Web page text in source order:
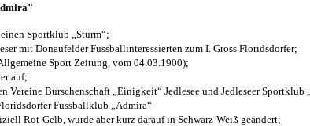
Sportklub „Sturm“;
mit Donaufelder Fussballinteressierten zum I. Gross Floridsdorfer;
Sport Zeitung, vom 04.03.1900);
auf;
Vereine Burschenschaft „Einigkeit“ Jedlesee und Jedleseer Sportklub
Fussballklub „Admira“
Rot-Gelb, wurde aber kurz darauf in Schwarz-Weiß geändert;